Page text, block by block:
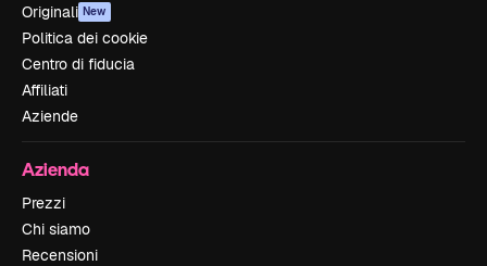
Originali New
Politica dei cookie
Centro di fiducia
Affiliati
Aziende
Azienda
Prezzi
Chi siamo
Recensioni